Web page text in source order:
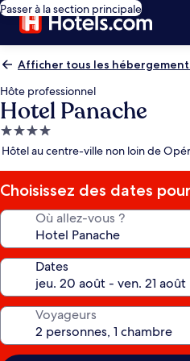
Passer à la section principale
Afficher tous les
Hôte professionnel
Hotel Panache
Hébergement
4.0 étoiles
Hôtel au centre-ville non loin de
Choisissez des dates
Où allez-vous ?
Dates
Voyageurs